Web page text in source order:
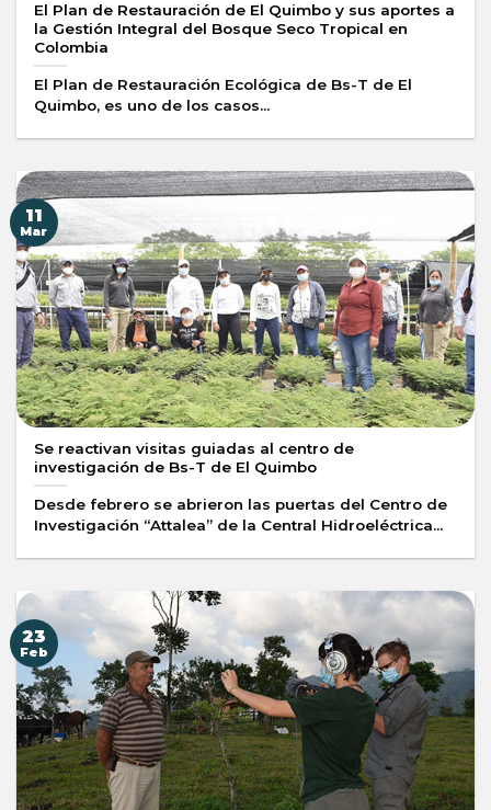
El Plan de Restauración de El Quimbo y sus aportes a
la Gestión Integral del Bosque Seco Tropical en
Colombia
El Plan de Restauración Ecológica de Bs-T de El
Quimbo, es uno de los casos...
Se reactivan visitas guiadas al centro de
investigación de Bs-T de El Quimbo
Desde febrero se abrieron las puertas del Centro de
Investigación “Attalea” de la Central Hidroeléctrica...
11
Mar
23
Feb